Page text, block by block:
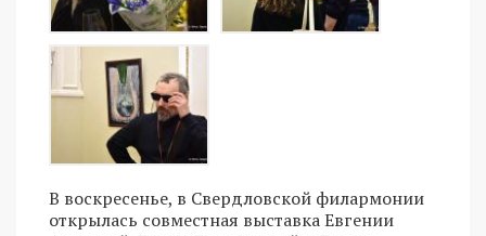
В воскресенье, в Свердловской филармонии
открылась совместная выставка Евгении